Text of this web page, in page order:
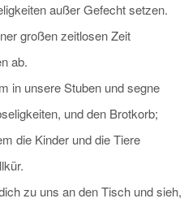
außer Gefecht setzen.
großen zeitlosen Zeit
ab.
in unsere Stuben und segne
und den Brotkorb;
die Kinder und die Tiere
zu uns an den Tisch und sieh,